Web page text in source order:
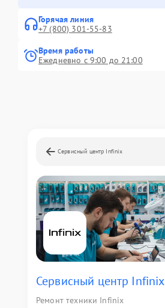
Горячая линия
+7 (800) 301-55-83
Время работы
Ежедневно с 9:00 до 21:00
Сервисный центр Infinix
Сервисный центр Infinix
Ремонт техники Infinix